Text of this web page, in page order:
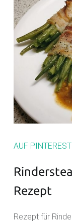
AUF
Rezept
Rezept für